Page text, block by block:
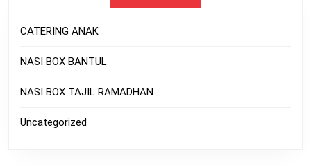
CATERING ANAK
NASI BOX BANTUL
NASI BOX TAJIL RAMADHAN
Uncategorized